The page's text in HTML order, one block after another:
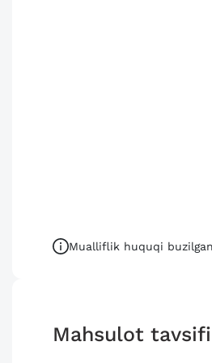
Mualliflik huquqi
Mahsulot tavsifi